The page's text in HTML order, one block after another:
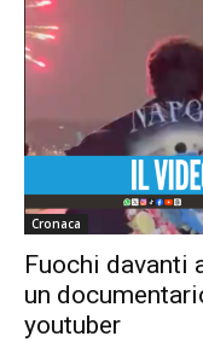
Cronaca
Fuochi davanti
un
youtuber